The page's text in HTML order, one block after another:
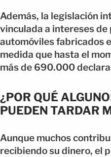
Además, la legislación
vinculada a intereses
automóviles fabricados
medida que hasta el
más de 690.000
¿POR QUÉ
PUEDEN TARDAR
Aunque muchos
recibiendo su dinero, el